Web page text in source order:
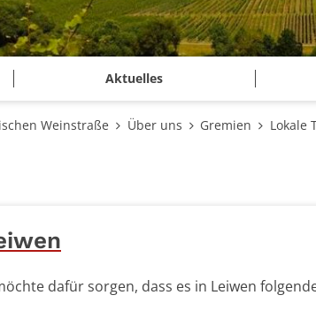
Aktuelles
Weinstraße Über uns Gremien Lokale
dafür sorgen, dass es in Leiwen